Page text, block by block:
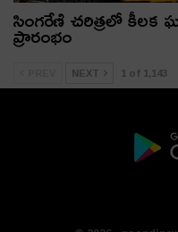
సింగరేణి చరిత్రలో కీలక
ప్రారంభం
NEXT 1 of 1,143